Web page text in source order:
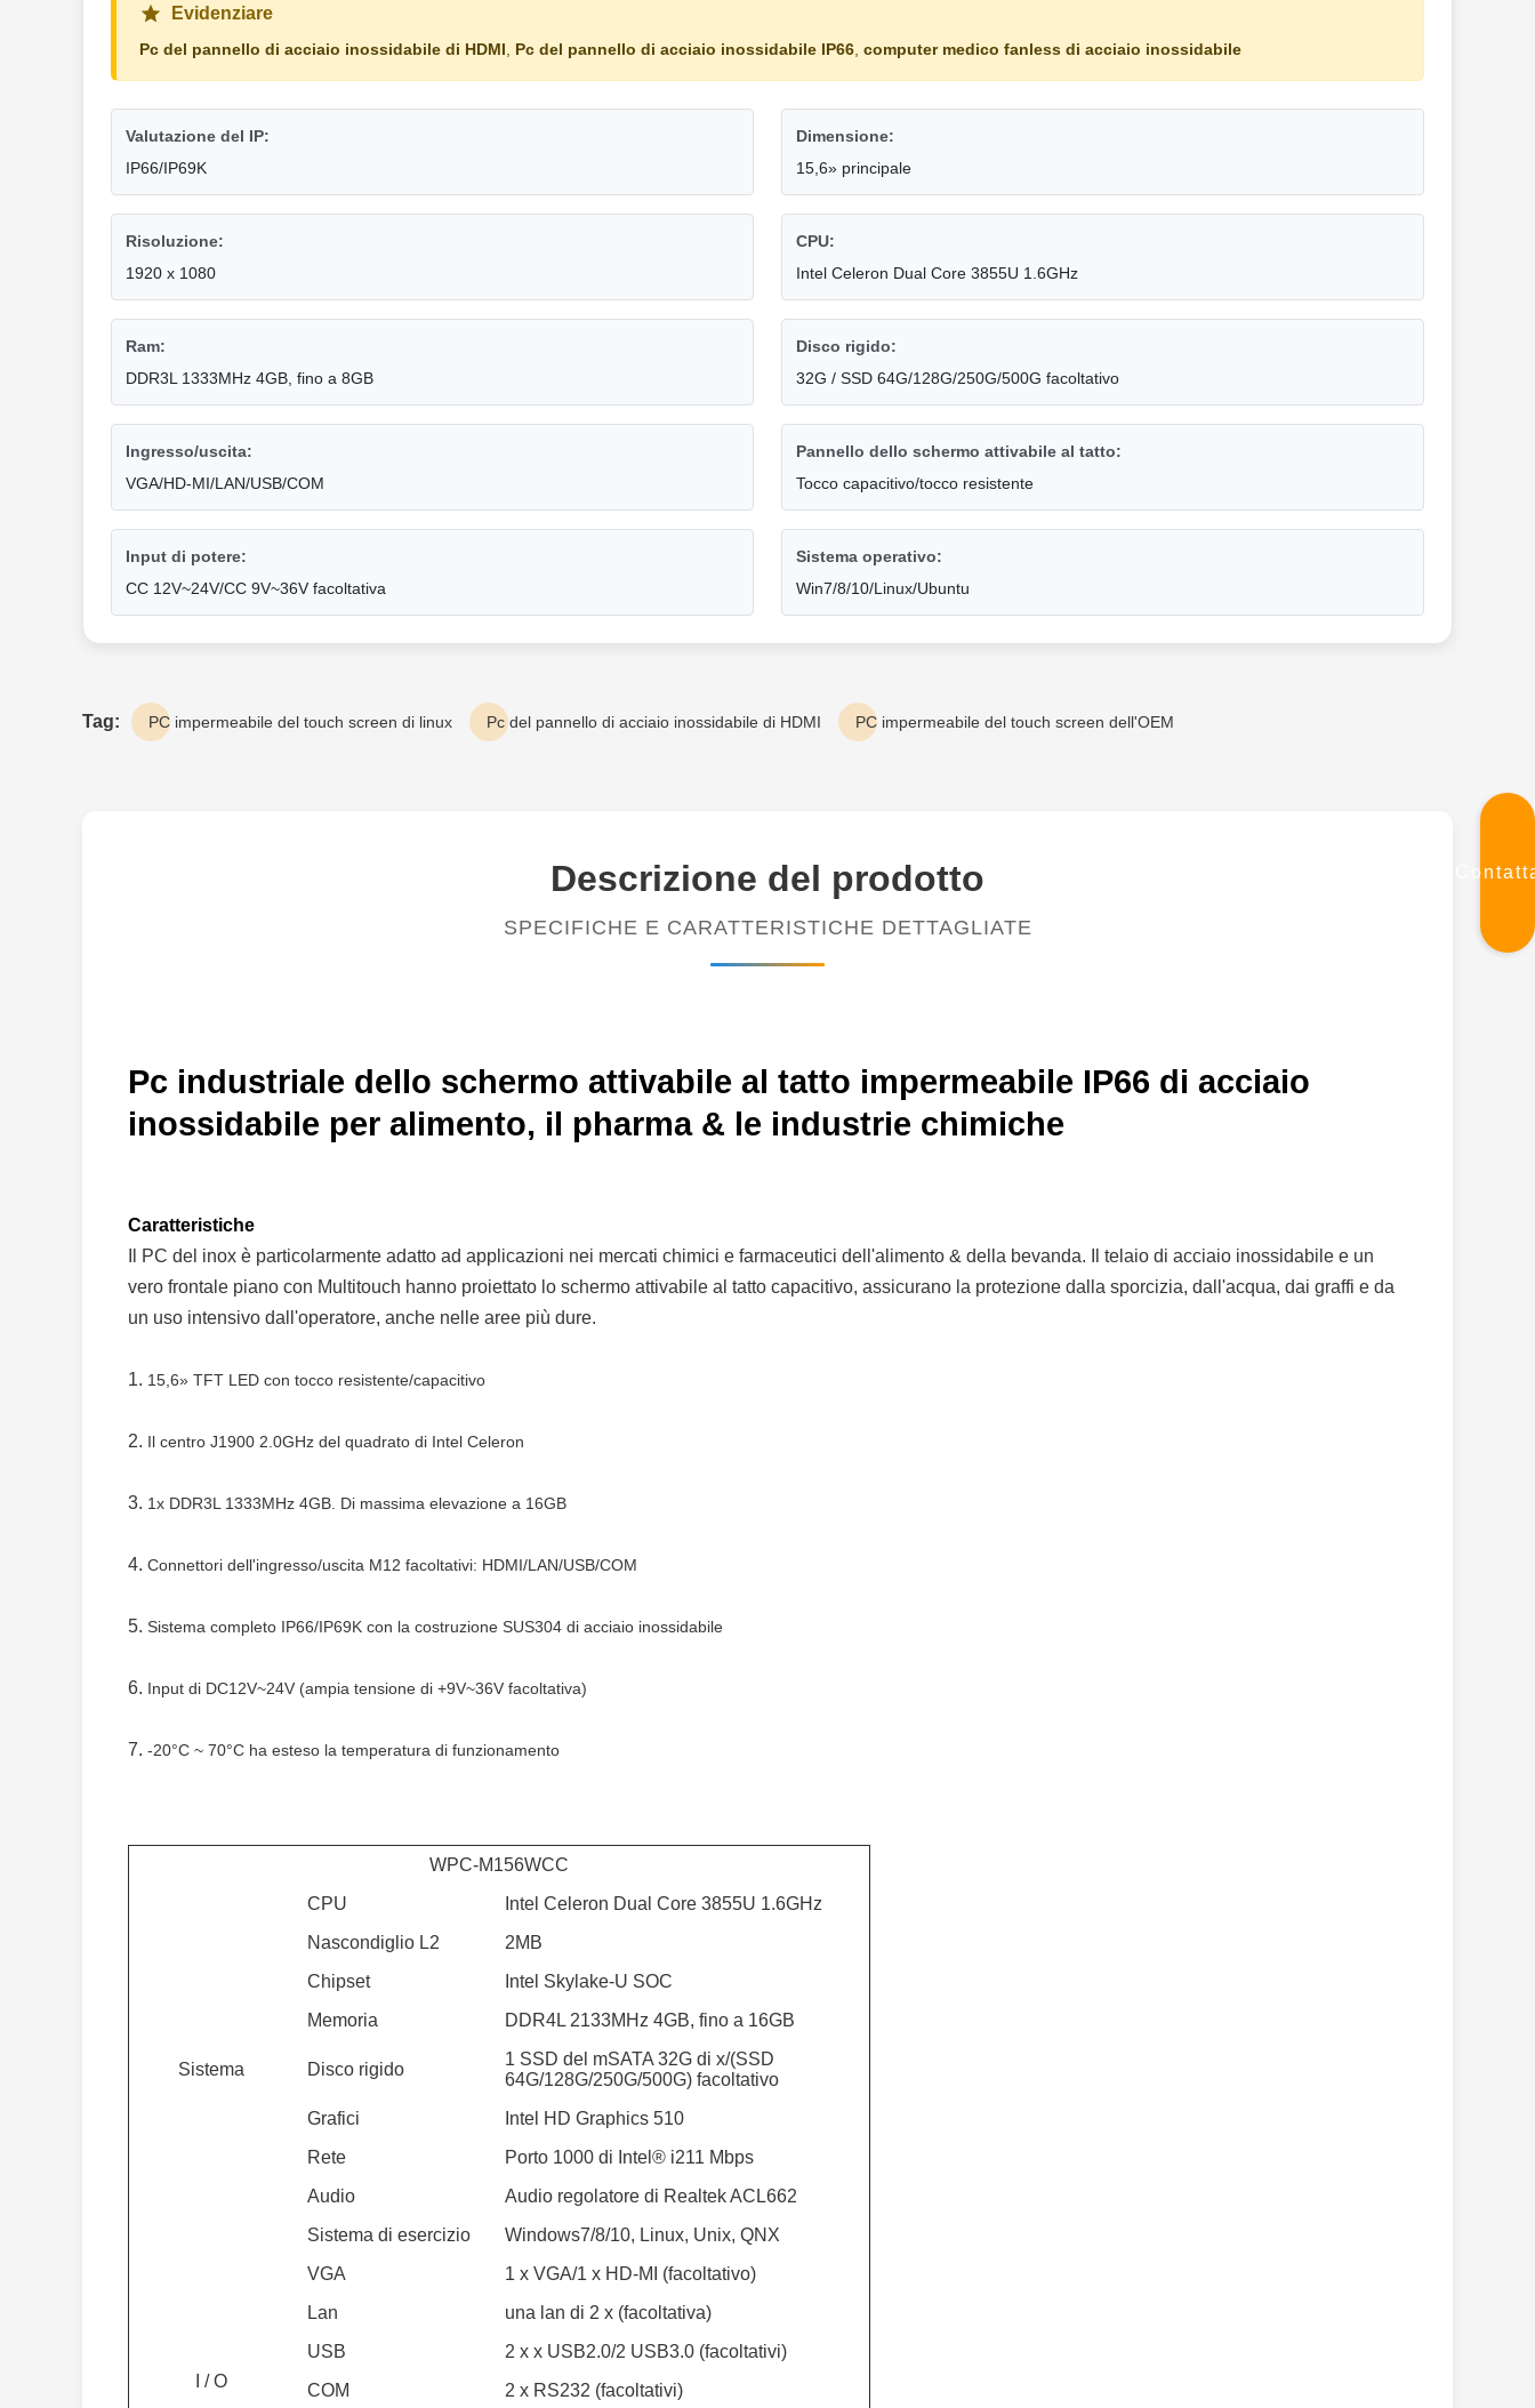
Evidenziare
Pc del pannello di acciaio inossidabile di HDMI, Pc del pannello di acciaio inossidabile IP66, computer medico fanless di acciaio inossidabile
Valutazione del IP:
IP66/IP69K
Dimensione:
15,6» principale
Risoluzione:
1920 x 1080
CPU:
Intel Celeron Dual Core 3855U 1.6GHz
Ram:
DDR3L 1333MHz 4GB, fino a 8GB
Disco rigido:
32G / SSD 64G/128G/250G/500G facoltativo
Ingresso/uscita:
VGA/HD-MI/LAN/USB/COM
Pannello dello schermo attivabile al tatto:
Tocco capacitivo/tocco resistente
Input di potere:
CC 12V~24V/CC 9V~36V facoltativa
Sistema operativo:
Win7/8/10/Linux/Ubuntu
Tag: PC impermeabile del touch screen di linux Pc del pannello di acciaio inossidabile di HDMI PC impermeabile del touch screen dell'OEM
Descrizione del prodotto
SPECIFICHE E CARATTERISTICHE DETTAGLIATE
Pc industriale dello schermo attivabile al tatto impermeabile IP66 di acciaio
inossidabile per alimento, il pharma & le industrie chimiche
Caratteristiche
Il PC del inox è particolarmente adatto ad applicazioni nei mercati chimici e farmaceutici dell'alimento & della bevanda. Il telaio di acciaio inossidabile e un
vero frontale piano con Multitouch hanno proiettato lo schermo attivabile al tatto capacitivo, assicurano la protezione dalla sporcizia, dall'acqua, dai graffi e da
un uso intensivo dall'operatore, anche nelle aree più dure.
1. 15,6» TFT LED con tocco resistente/capacitivo
2. Il centro J1900 2.0GHz del quadrato di Intel Celeron
3. 1x DDR3L 1333MHz 4GB. Di massima elevazione a 16GB
4. Connettori dell'ingresso/uscita M12 facoltativi: HDMI/LAN/USB/COM
5. Sistema completo IP66/IP69K con la costruzione SUS304 di acciaio inossidabile
6. Input di DC12V~24V (ampia tensione di +9V~36V facoltativa)
7. -20°C ~ 70°C ha esteso la temperatura di funzionamento
WPC-M156WCC
Sistema
CPU
Intel Celeron Dual Core 3855U 1.6GHz
Nascondiglio L2
2MB
Chipset
Intel Skylake-U SOC
Memoria
DDR4L 2133MHz 4GB, fino a 16GB
Disco rigido
1 SSD del mSATA 32G di x/(SSD
64G/128G/250G/500G) facoltativo
Grafici
Intel HD Graphics 510
Rete
Porto 1000 di Intel® i211 Mbps
Audio
Audio regolatore di Realtek ACL662
Sistema di esercizio
Windows7/8/10, Linux, Unix, QNX
I / O
VGA
1 x VGA/1 x HD-MI (facoltativo)
Lan
una lan di 2 x (facoltativa)
USB
2 x x USB2.0/2 USB3.0 (facoltativi)
COM
2 x RS232 (facoltativi)